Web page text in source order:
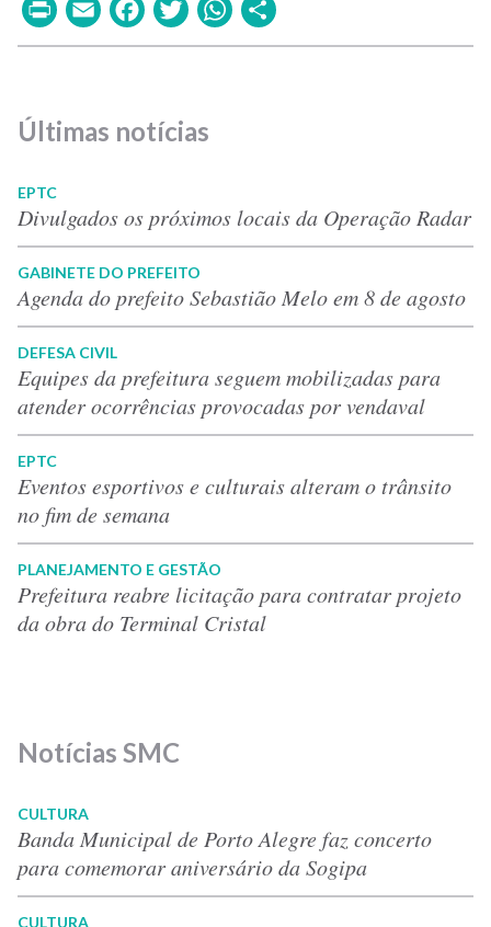
Últimas notícias
EPTC
Divulgados os próximos locais da Operação Radar
GABINETE DO PREFEITO
Agenda do prefeito Sebastião Melo em 8 de agosto
DEFESA CIVIL
Equipes da prefeitura seguem mobilizadas para
atender ocorrências provocadas por vendaval
EPTC
Eventos esportivos e culturais alteram o trânsito
no fim de semana
PLANEJAMENTO E GESTÃO
Prefeitura reabre licitação para contratar projeto
da obra do Terminal Cristal
Notícias SMC
CULTURA
Banda Municipal de Porto Alegre faz concerto
para comemorar aniversário da Sogipa
CULTURA